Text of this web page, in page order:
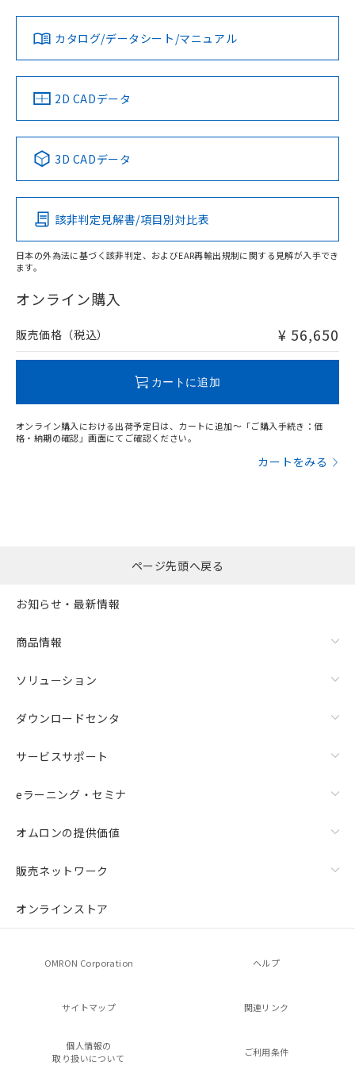
ダウンロードデータをご利用いただく前に、以下を必ずお読
みください。
ソフトウェアの使用条件
対応済み
中国 RoHS 注意事項・凡例
Pb Hg Cd Cr(VI)
O
在庫等で未対応品が混在する可能性があります。
問い合わせください。
LR型式承認
（イギリス
船舶規格）
DNV型式承認
（ノルウェー
BV型式承認
（フランス
KR型式
（韓国
No No No No
この製品の規格認証/適合状況ページへ
その他の認証はこちらのページからご検索ください
カタログ/データシート/マニュアル
2D CADデータ
3D CADデータ
該非判定見解書/項目別対比表
日本の外為法に基づく該非判定、およびEAR再輸出規制に関する見解が入手でき
ます。
オンライン購入
販売価格（税込） ¥ 56,650
カートに追加
オンライン購入における出荷予定日は、カートに追加～「ご購入手続き：価
格・納期の確認」画面にてご確認ください。
カートをみる
ページ先頭へ戻る
お知らせ・最新情報
商品情報
ソリューション
ダウンロードセンタ
サービスサポート
eラーニング・セミナ
オムロンの提供価値
販売ネットワーク
オンラインストア
OMRON Corporation ヘルプ
サイトマップ 関連リンク
個人情報の
取り扱いについて
ご利用条件